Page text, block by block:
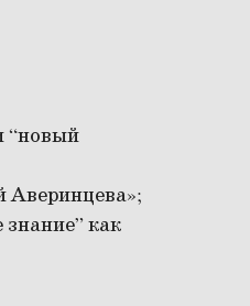
“новый
Аверинцева»;
как